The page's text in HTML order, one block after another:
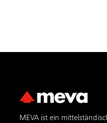
MEVA ist ein